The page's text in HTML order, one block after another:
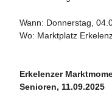
Wann: Donnerstag,
Wo: Marktplatz
Erkelenzer
Senioren, 11.09.2025